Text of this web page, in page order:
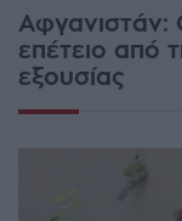
Αφγανιστάν:
επέτειο από
εξουσίας